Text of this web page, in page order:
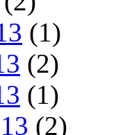
(1)
(2)
(1)
(2)